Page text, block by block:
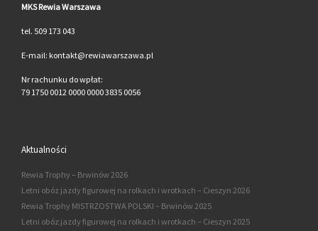
MKS Rewia Warszawa
tel. 509 173 043
E-mail: kontakt@rewiawarszawa.pl
Nr rachunku do wpłat:
79 1750 0012 0000 0000 3835 0056
Aktualności
Rewia Trophy – Brwinów 2026
Letni obóz jazdy figurowej na rolkach i wrotkach – Cieszyn 2026
Rewia Trophy MISTRZOSTWA POLSKI – Brwinów 2025
Letni obóz jazdy figurowej na rolkach i wrotkach – Cieszyn 2025